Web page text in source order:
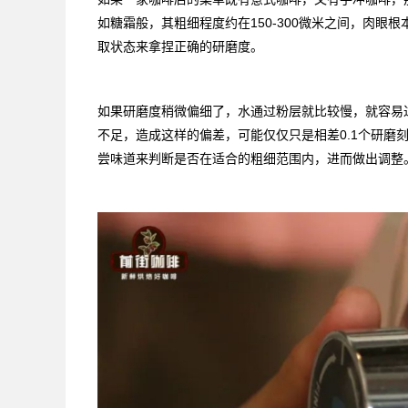
如糖霜般，其粗细程度约在150-300微米之间，肉眼
取状态来拿捏正确的研磨度。
如果研磨度稍微偏细了，水通过粉层就比较慢，就容
不足，造成这样的偏差，可能仅仅只是相差0.1个研磨
尝味道来判断是否在适合的粗细范围内，进而做出调整